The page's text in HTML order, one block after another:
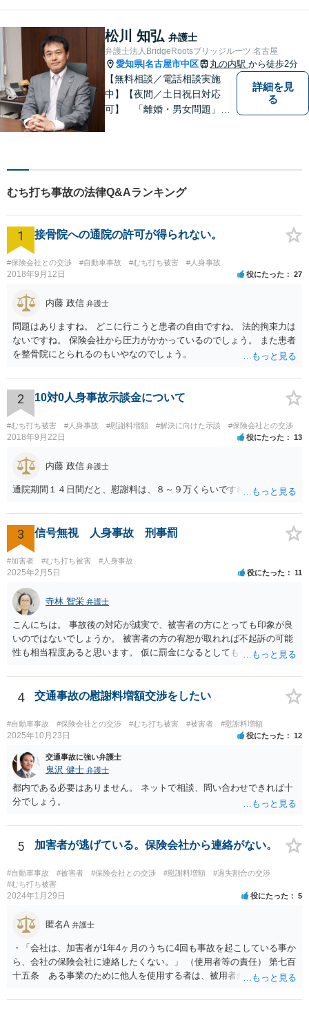
談ください。皆様の明るい未
来のため、日々精進して参り
ます。
松川 知弘 弁護士
弁護士法人BridgeRootsブリッジルーツ 名古屋
愛知県|名古屋市中区 丸の内駅 から徒歩2分
【無料相談／電話相談実施
中】【夜間／土日祝日対応
可】 「離婚・男女問題」
弁護士と事務職員が力を合わ
せ、依頼者のみなさまに満足
していただけるようサポート
いたします！
詳細を見
る
むち打ち事故の法律Q&Aランキング
1 接骨院への通院の許可が得られない。
#保険会社との交渉 #自動車事故 #むち打ち被害 #人身事故
2018年9月12日 役にたった 27
内藤 政信 弁護士
問題はありますね。 どこに行こうと患者の自由ですね。 法的拘束力は
ないですね。 保険会社から圧力がかかっているのでしょう。 また患者
を整骨院にとられるのもいやなのでしょう。
2 10対0人身事故示談金について
#むち打ち被害 #人身事故 #慰謝料増額 #解決に向けた示談 #保険会社との交渉
2018年9月22日 役にたった 13
内藤 政信 弁護士
通院期間１４日間だと、慰謝料は、８～９万くらいですね。
3 信号無視 人身事故 刑事罰
#加害者 #むち打ち被害 #人身事故
2025年2月5日 役にたった 11
寺林 智栄 弁護士
こんにちは。 事故後の対応が誠実で、被害者の方にとっても印象が良
いのではないでしょうか。 被害者の方の宥恕が取れれば不起訴の可能
性も相当程度あると思います。 仮に罰金になるとしても今回は略式の
ょう。 参考になれば幸いです。
4 交通事故の慰謝料増額交渉をしたい
#自動車事故 #保険会社との交渉 #むち打ち被害 #被害者 #慰謝料増額
2025年10月23日 役にたった 12
交通事故に強い弁護士
鬼沢 健士 弁護士
都内である必要はありません。 ネットで相談、問い合わせできれば十
分でしょう。
5 加害者が逃げている。保険会社から連絡がない。
#自動車事故 #被害者 #保険会社との交渉 #慰謝料増額
#過失割合の交渉
#むち打ち被害
2024年1月29日 役にたった 5
匿名A 弁護士
・「会社は、加害者が1年4ヶ月のうちに4回も事故を起こしている事か
ら、会社の保険会社に連絡したくない。」 （使用者等の責任） 第七百
十五条 ある事業のために他人を使用する者は、被用者がその事業の
用者が被用者の選任及びその事業の監督について相当の注意をしたと